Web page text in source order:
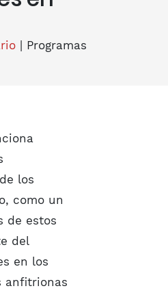
Programas
los
como un
de estos
del
en los
anfitrionas